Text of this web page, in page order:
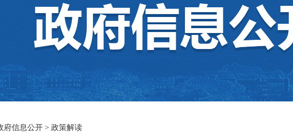
府信息公开> 政策解读